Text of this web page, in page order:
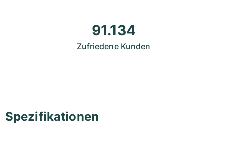
91.134
Zufriedene Kunden
Spezifikationen